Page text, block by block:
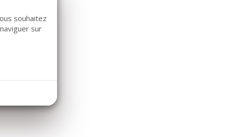
souhaitez
sur